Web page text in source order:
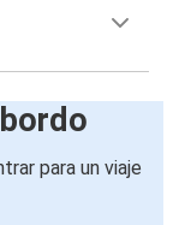
para un viaje